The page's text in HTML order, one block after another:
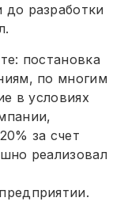
разработки
постановка
по многим
в условиях
за счет
реализовал